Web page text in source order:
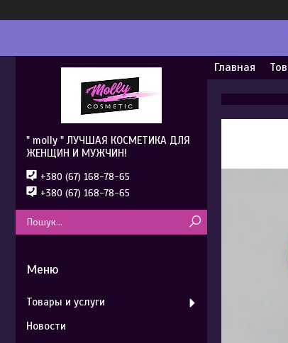
Главная
" molly " ЛУЧШАЯ КОСМЕТИКА ДЛЯ
ЖЕНЩИН И МУЖЧИН!
+380 (67) 168-78-65
+380 (67) 168-78-65
Товары и услуги
Новости